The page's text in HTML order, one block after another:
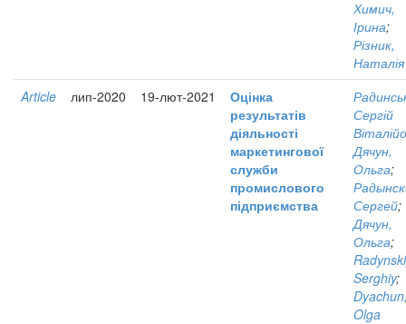
Химич,
Ірина;
Різник,
Наталія
Article
лип-2020 19-лют-2021
Оцінка
результатів
діяльності
маркетингової
служби
промислового
підприємства
Сергій
Дячун,
Ольга;
Сергей;
Дячун,
Ольга;
Serghiy;
Olga